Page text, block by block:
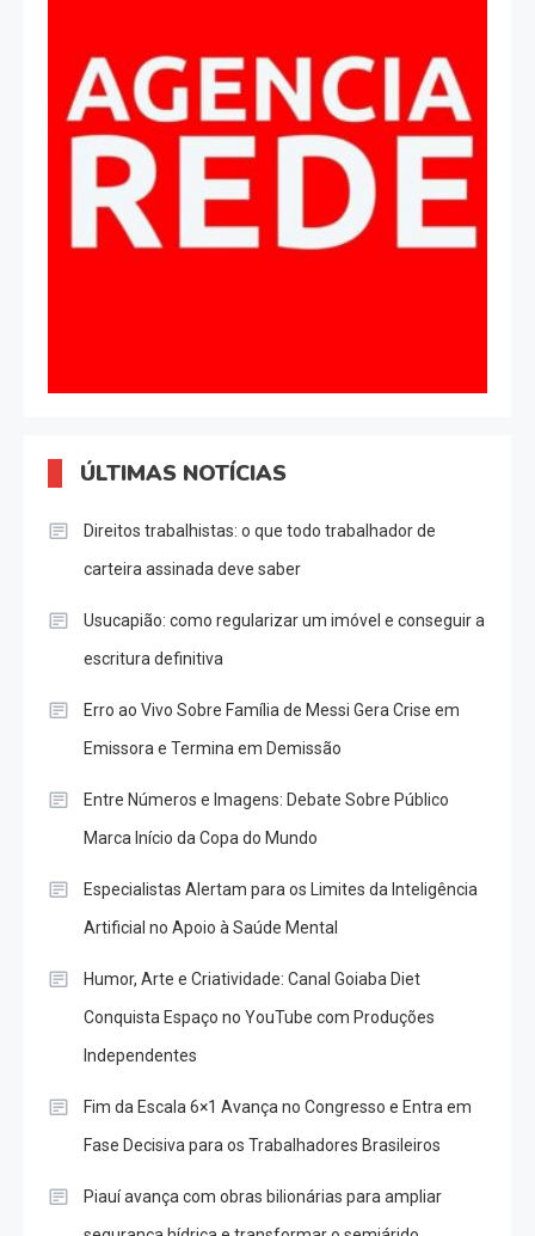
ÚLTIMAS NOTÍCIAS
Direitos trabalhistas: o que todo trabalhador de
carteira assinada deve saber
Usucapião: como regularizar um imóvel e conseguir a
escritura definitiva
Erro ao Vivo Sobre Família de Messi Gera Crise em
Emissora e Termina em Demissão
Entre Números e Imagens: Debate Sobre Público
Marca Início da Copa do Mundo
Especialistas Alertam para os Limites da Inteligência
Artificial no Apoio à Saúde Mental
Humor, Arte e Criatividade: Canal Goiaba Diet
Conquista Espaço no YouTube com Produções
Independentes
Fim da Escala 6×1 Avança no Congresso e Entra em
Fase Decisiva para os Trabalhadores Brasileiros
Piauí avança com obras bilionárias para ampliar